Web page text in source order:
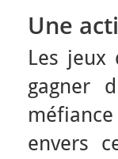
Une
Les jeux
gagner
envers